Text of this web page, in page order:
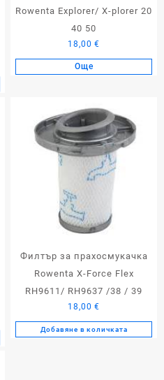
Rowenta Explorer/ X-plorer 20
40 50
18,00€
Още
Филтър за прахосмукачка
Rowenta X-Force Flex
RH9611/ RH9637 /38 / 39
18,00€
Добавяне в количката